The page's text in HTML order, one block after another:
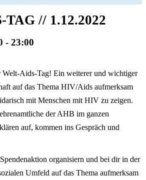
// 1.12.2022
- 23:00
Welt-Aids-Tag! Ein weiterer und wichtiger
auf das Thema HIV/Aids aufmerksam
mit Menschen mit HIV zu zeigen.
der AHB im ganzen
auf, kommen ins Gespräch und
organisiern und bei dir in der
Umfeld auf das Thema aufmerksam